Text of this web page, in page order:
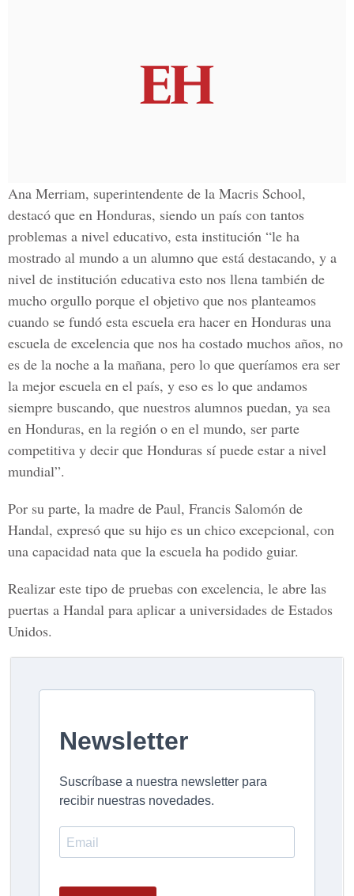
Ana Merriam, superintendente de la Macris School,
destacó que en Honduras, siendo un país con tantos
problemas a nivel educativo, esta institución “le ha
mostrado al mundo a un alumno que está destacando, y a
nivel de institución educativa esto nos llena también de
mucho orgullo porque el objetivo que nos planteamos
cuando se fundó esta escuela era hacer en Honduras una
escuela de excelencia que nos ha costado muchos años, no
es de la noche a la mañana, pero lo que queríamos era ser
la mejor escuela en el país, y eso es lo que andamos
siempre buscando, que nuestros alumnos puedan, ya sea
en Honduras, en la región o en el mundo, ser parte
competitiva y decir que Honduras sí puede estar a nivel
mundial”.
Por su parte, la madre de Paul, Francis Salomón de
Handal, expresó que su hijo es un chico excepcional, con
una capacidad nata que la escuela ha podido guiar.
Realizar este tipo de pruebas con excelencia, le abre las
puertas a Handal para aplicar a universidades de Estados
Unidos.